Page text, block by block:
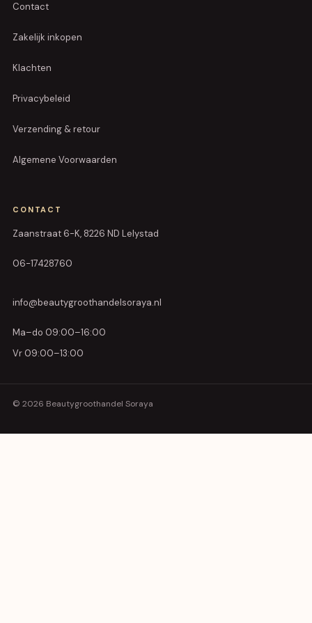
Contact
Zakelijk inkopen
Klachten
Privacybeleid
Verzending & retour
Algemene Voorwaarden
CONTACT
Zaanstraat 6-K, 8226 ND Lelystad
06-17428760
info@beautygroothandelsoraya.nl
Ma–do 09:00–16:00
Vr 09:00–13:00
© 2026 Beautygroothandel Soraya